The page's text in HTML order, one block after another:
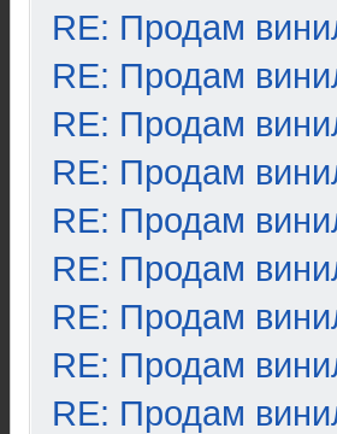
RE: Продам
RE: Продам
RE: Продам
RE: Продам
RE: Продам
RE: Продам
RE: Продам
RE: Продам
RE: Продам